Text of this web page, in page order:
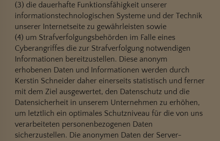
(3) die dauerhafte Funktionsfähigkeit unserer
informationstechnologischen Systeme und der Technik
unserer Internetseite zu gewährleisten sowie
(4) um Strafverfolgungsbehörden im Falle eines
Cyberangriffes die zur Strafverfolgung notwendigen
Informationen bereitzustellen. Diese anonym
erhobenen Daten und Informationen werden durch
Kerstin Schneider daher einerseits statistisch und ferner
mit dem Ziel ausgewertet, den Datenschutz und die
Datensicherheit in unserem Unternehmen zu erhöhen,
um letztlich ein optimales Schutzniveau für die von uns
verarbeiteten personenbezogenen Daten
sicherzustellen. Die anonymen Daten der Server-